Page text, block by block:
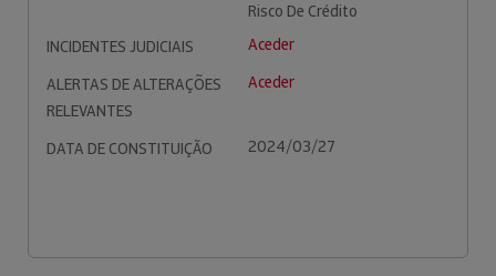
Risco De Crédito
INCIDENTES JUDICIAIS
Aceder
ALERTAS DE ALTERAÇÕES
RELEVANTES
Aceder
DATA DE CONSTITUIÇÃO 2024/03/27